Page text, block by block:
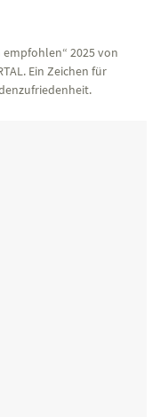
empfohlen“ 2025 von
Ein Zeichen für